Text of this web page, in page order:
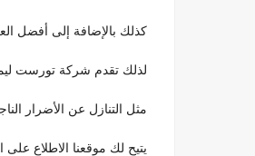
كذلك بالإضافة إلى أفضل
لذلك تقدم شركة تورست ليموزين 0201099792099 العديد
مثل التنازل عن الأضرار
يتيح لك موقعنا الاطلاع